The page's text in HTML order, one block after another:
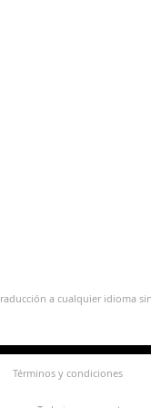
a cualquier idioma
Términos y condiciones